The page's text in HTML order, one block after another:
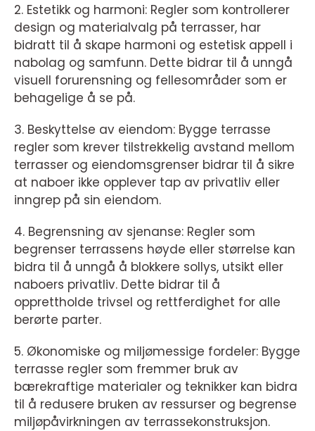
2. Estetikk og harmoni: Regler som kontrollerer
design og materialvalg på terrasser, har
bidratt til å skape harmoni og estetisk appell i
nabolag og samfunn. Dette bidrar til å unngå
visuell forurensning og fellesområder som er
behagelige å se på.
3. Beskyttelse av eiendom: Bygge terrasse
regler som krever tilstrekkelig avstand mellom
terrasser og eiendomsgrenser bidrar til å sikre
at naboer ikke opplever tap av privatliv eller
inngrep på sin eiendom.
4. Begrensning av sjenanse: Regler som
begrenser terrassens høyde eller størrelse kan
bidra til å unngå å blokkere sollys, utsikt eller
naboers privatliv. Dette bidrar til å
opprettholde trivsel og rettferdighet for alle
berørte parter.
5. Økonomiske og miljømessige fordeler: Bygge
terrasse regler som fremmer bruk av
bærekraftige materialer og teknikker kan bidra
til å redusere bruken av ressurser og begrense
miljøpåvirkningen av terrassekonstruksjon.